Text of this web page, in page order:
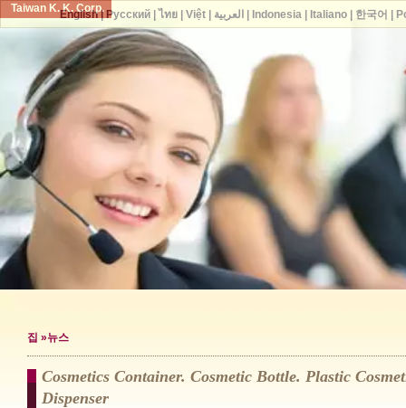
Taiwan K. K. Corp.
집 »뉴스
Cosmetics Container. Cosmetic Bottle. Plastic
Dispenser
English| Русский| ไทย| Việt| العربية Indonesia| Italiano| 한국어